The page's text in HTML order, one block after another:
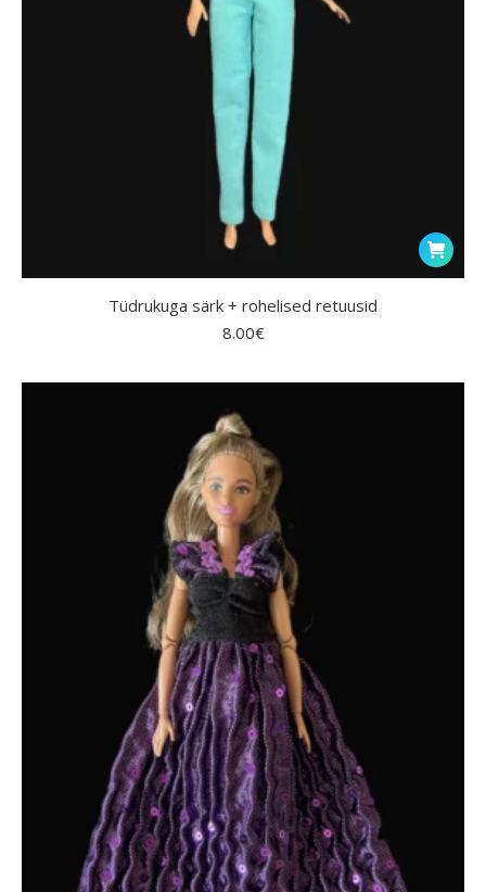
Tüdrukuga särk + rohelised retuusid
8.00€